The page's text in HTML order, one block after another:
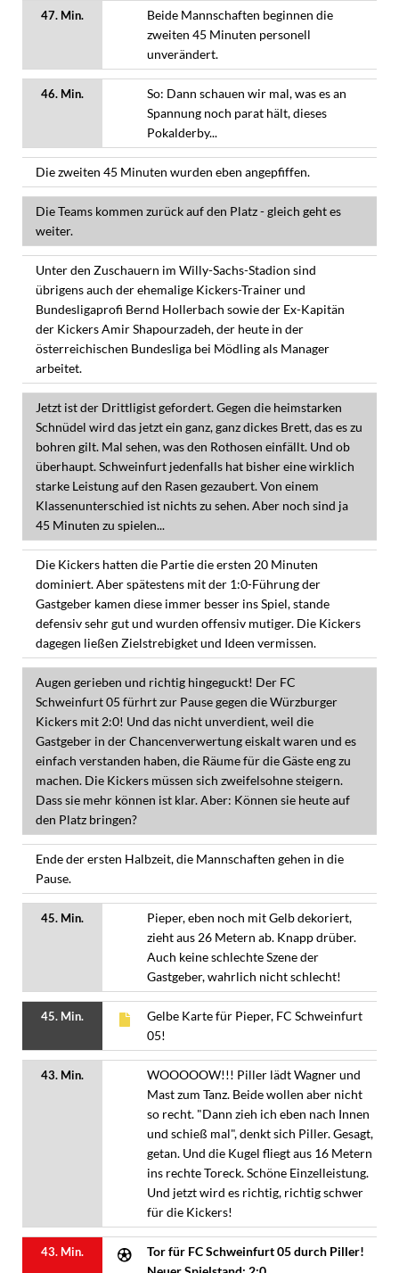
47. Min.
Beide Mannschaften beginnen die
zweiten 45 Minuten personell
unverändert.
46. Min.
So: Dann schauen wir mal, was es an
Spannung noch parat hält, dieses
Pokalderby...
Die zweiten 45 Minuten wurden eben angepfiffen.
Die Teams kommen zurück auf den Platz - gleich geht es
weiter.
Unter den Zuschauern im Willy-Sachs-Stadion sind
übrigens auch der ehemalige Kickers-Trainer und
Bundesligaprofi Bernd Hollerbach sowie der Ex-Kapitän
der Kickers Amir Shapourzadeh, der heute in der
österreichischen Bundesliga bei Mödling als Manager
arbeitet.
Jetzt ist der Drittligist gefordert. Gegen die heimstarken
Schnüdel wird das jetzt ein ganz, ganz dickes Brett, das es zu
bohren gilt. Mal sehen, was den Rothosen einfällt. Und ob
überhaupt. Schweinfurt jedenfalls hat bisher eine wirklich
starke Leistung auf den Rasen gezaubert. Von einem
Klassenunterschied ist nichts zu sehen. Aber noch sind ja
45 Minuten zu spielen...
Die Kickers hatten die Partie die ersten 20 Minuten
dominiert. Aber spätestens mit der 1:0-Führung der
Gastgeber kamen diese immer besser ins Spiel, stande
defensiv sehr gut und wurden offensiv mutiger. Die Kickers
dagegen ließen Zielstrebigket und Ideen vermissen.
Augen gerieben und richtig hingeguckt! Der FC
Schweinfurt 05 fürhrt zur Pause gegen die Würzburger
Kickers mit 2:0! Und das nicht unverdient, weil die
Gastgeber in der Chancenverwertung eiskalt waren und es
einfach verstanden haben, die Räume für die Gäste eng zu
machen. Die Kickers müssen sich zweifelsohne steigern.
Dass sie mehr können ist klar. Aber: Können sie heute auf
den Platz bringen?
Ende der ersten Halbzeit, die Mannschaften gehen in die
Pause.
45. Min.
Pieper, eben noch mit Gelb dekoriert,
zieht aus 26 Metern ab. Knapp drüber.
Auch keine schlechte Szene der
Gastgeber, wahrlich nicht schlecht!
45. Min.
Gelbe Karte für Pieper, FC Schweinfurt
05!
43. Min.
WOOOOOW!!! Piller lädt Wagner und
Mast zum Tanz. Beide wollen aber nicht
so recht. "Dann zieh ich eben nach Innen
und schieß mal", denkt sich Piller. Gesagt,
getan. Und die Kugel fliegt aus 16 Metern
ins rechte Toreck. Schöne Einzelleistung.
Und jetzt wird es richtig, richtig schwer
für die Kickers!
43. Min.
Tor für FC Schweinfurt 05 durch Piller!